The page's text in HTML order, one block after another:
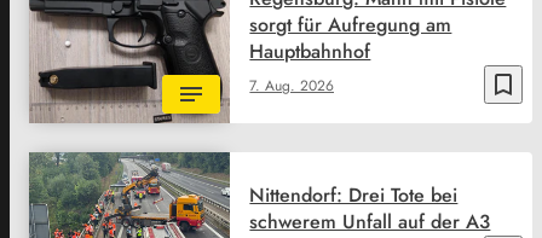
bookmark_border
7. Aug. 2026
sorgt für Aufregung am
Hauptbahnhof
Nittendorf: Drei Tote bei
schwerem Unfall auf der A3